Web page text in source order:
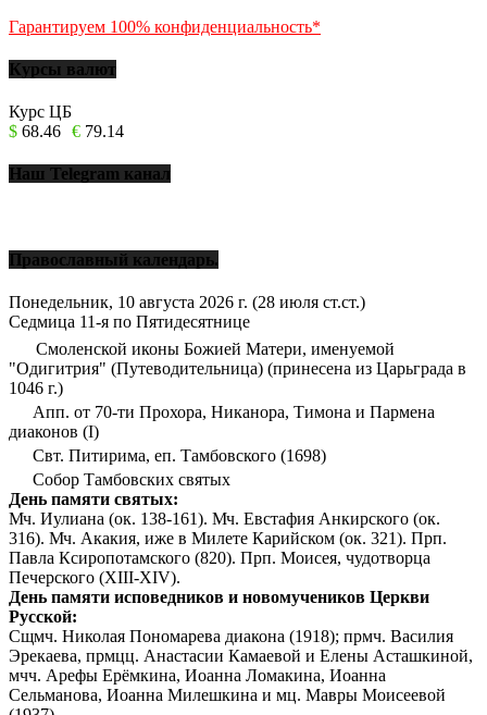
Гарантируем 100% конфиденциальность*
Курсы валют
Курс ЦБ
$ 68.46 € 79.14
Наш Telegram канал
Православный календарь.
Понедельник, 10 августа 2026 г. (28 июля ст.ст.)
Седмица 11-я по Пятидесятнице
Смоленской иконы Божией Матери, именуемой
"Одигитрия" (Путеводительница) (принесена из Царьграда в
1046 г.)
Апп. от 70-ти Прохора, Никанора, Тимона и Пармена
диаконов (I)
Свт. Питирима, еп. Тамбовского (1698)
Собор Тамбовских святых
День памяти святых:
Мч. Иулиана (ок. 138-161). Мч. Евстафия Анкирского (ок.
316). Мч. Акакия, иже в Милете Карийском (ок. 321). Прп.
Павла Ксиропотамского (820). Прп. Моисея, чудотворца
Печерского (XIII-XIV).
День памяти исповедников и новомучеников Церкви
Русской:
Сщмч. Николая Пономарева диакона (1918); прмч. Василия
Эрекаева, прмцц. Анастасии Камаевой и Елены Асташкиной,
мчч. Арефы Ерёмкина, Иоанна Ломакина, Иоанна
Сельманова, Иоанна Милешкина и мц. Мавры Моисеевой